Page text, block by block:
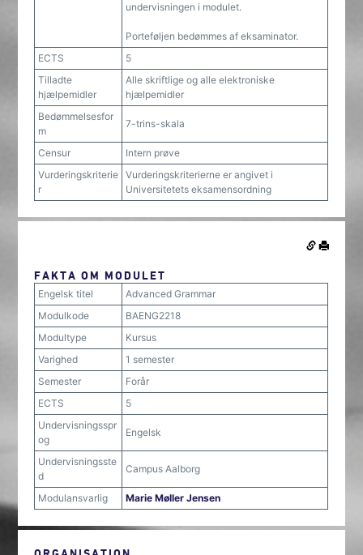
undervisningen i modulet.
Porteføljen bedømmes af eksaminator.
ECTS
5
Tilladte
hjælpemidler
Alle skriftlige og alle elektroniske
hjælpemidler
Bedømmelsesfor
m
7-trins-skala
Censur
Intern prøve
Vurderingskriterie
r
Vurderingskriterierne er angivet i
Universitetets eksamensordning
FAKTA OM MODULET
Engelsk titel
Advanced Grammar
Modulkode
BAENG2218
Modultype
Kursus
Varighed
1 semester
Semester
Forår
ECTS
5
Undervisningsspr
og
Engelsk
Undervisningsste
d
Campus Aalborg
Modulansvarlig Marie Møller Jensen